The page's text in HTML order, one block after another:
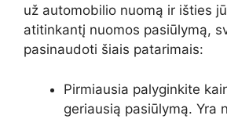
už automobilio nuomą ir išties
atitinkantį nuomos pasiūlymą,
pasinaudoti šiais patarimais:
Pirmiausia palyginkite
geriausią pasiūlymą. Yra